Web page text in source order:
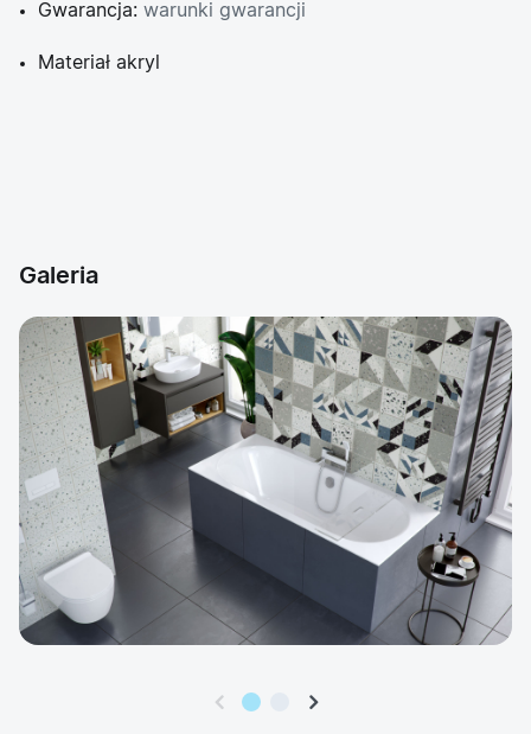
Gwarancja: warunki gwarancji
Materiał akryl
Galeria